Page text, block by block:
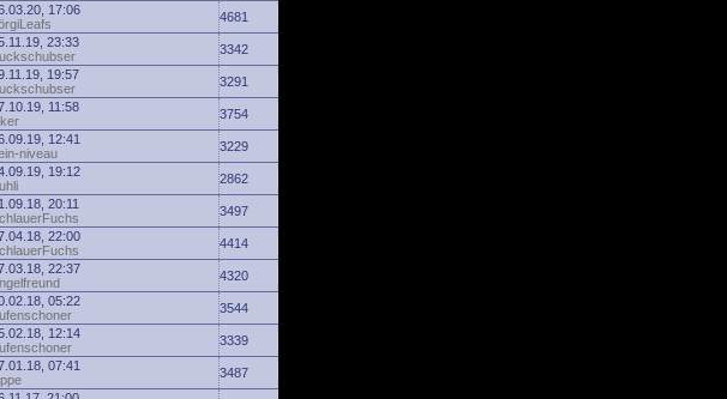
17:06
4681
23:33
3342
19:57
3291
11:58
3754
12:41
niveau
3229
19:12
2862
20:11
3497
22:00
4414
22:37
4320
05:22
3544
12:14
3339
07:41
3487